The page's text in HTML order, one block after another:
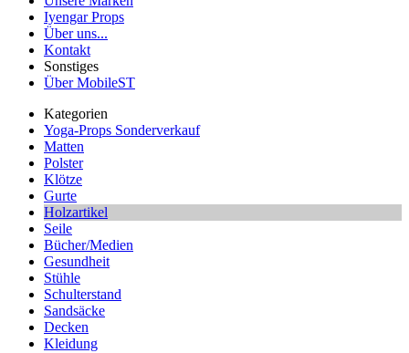
Iyengar Props
Über uns...
Kontakt
Sonstiges
Über MobileST
Kategorien
Yoga-Props Sonderverkauf
Matten
Polster
Klötze
Gurte
Holzartikel
Seile
Bücher/Medien
Gesundheit
Stühle
Schulterstand
Sandsäcke
Decken
Kleidung